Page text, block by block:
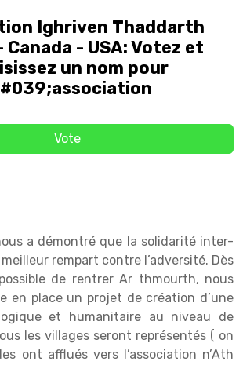
Ighriven Thaddarth
Canada - USA: Votez et
un nom pour
Vote
a démontré que la solidarité inter-
rempart contre l’adversité. Dès
de rentrer Ar thmourth, nous
en place un projet de création d’une
et humanitaire au niveau de
les villages seront représentés ( on
ont afflués vers l’association n’Ath